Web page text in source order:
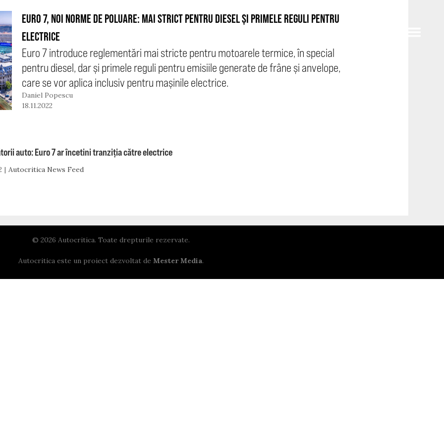
EURO 7, NOI NORME DE POLUARE: MAI STRICT PENTRU DIESEL ȘI PRIMELE REGULI PENTRU
ELECTRICE
Euro 7 introduce reglementări mai stricte pentru motoarele termice, în special
pentru diesel, dar și primele reguli pentru emisiile generate de frâne și anvelope,
care se vor aplica inclusiv pentru mașinile electrice.
Daniel Popescu
18.11.2022
auto: Euro 7 ar încetini tranziția către electrice
Autocritica News Feed
© 2026 Autocritica. Toate drepturile rezervate.
Autocritica este un proiect dezvoltat de Mester Media.